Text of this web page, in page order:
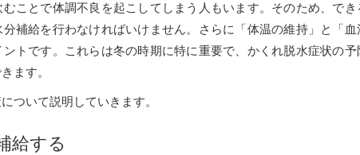
ことで体調不良を起こしてしまう人もいます。そのため、でき
補給を行わなければいけません。さらに「体温の維持」と「血
トです。これらは冬の時期に特に重要で、かくれ脱水症状の予
ます。
ついて説明していきます。
給する